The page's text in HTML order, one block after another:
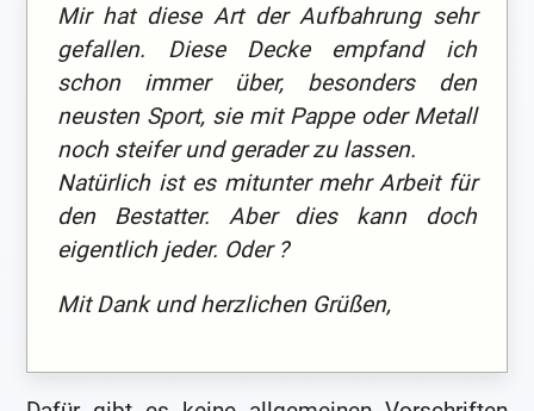
Mir hat diese Art der Aufbahrung sehr
gefallen. Diese Decke empfand ich
schon immer über, besonders den
neusten Sport, sie mit Pappe oder Metall
noch steifer und gerader zu lassen.
Natürlich ist es mitunter mehr Arbeit für
den Bestatter. Aber dies kann doch
eigentlich jeder. Oder ?
Mit Dank und herzlichen Grüßen,